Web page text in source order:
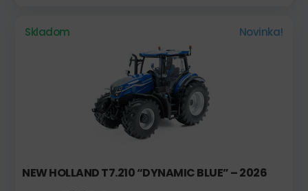
Skladom Novinka!
NEW HOLLAND T7.210 “DYNAMIC BLUE” – 2026